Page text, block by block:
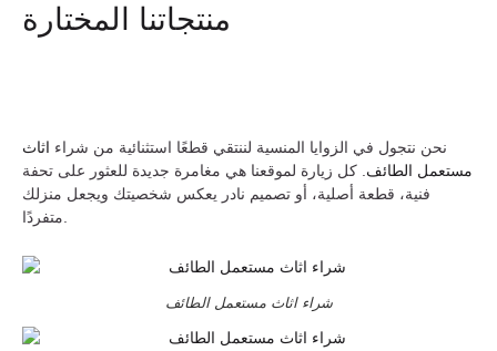
منتجاتنا المختارة
نحن نتجول في الزوايا المنسية لننتقي قطعًا استثنائية من شراء اثاث
مستعمل الطائف . كل زيارة لموقعنا هي مغامرة جديدة للعثور على تحفة
فنية، قطعة أصلية، أو تصميم نادر يعكس شخصيتك ويجعل منزلك
شراء اثاث مستعمل الطائف